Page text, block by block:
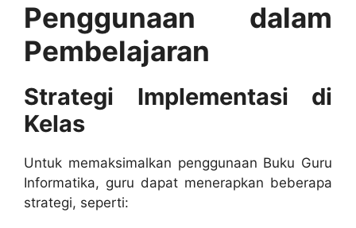
Penggunaan dalam
Pembelajaran
Strategi Implementasi di
Kelas
Untuk memaksimalkan penggunaan Buku Guru
Informatika, guru dapat menerapkan beberapa
strategi, seperti: